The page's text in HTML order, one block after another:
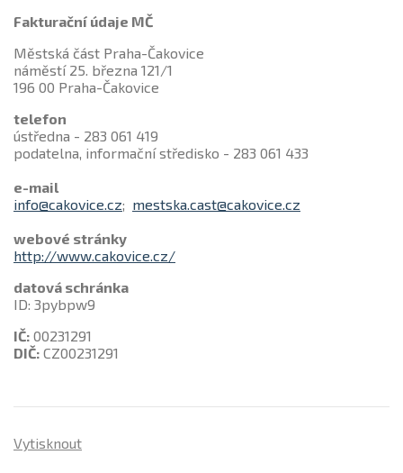
Fakturační údaje MČ
Městská část Praha-Čakovice
náměstí 25. března 121/1
196 00 Praha-Čakovice
telefon
ústředna - 283 061 419
podatelna, informační středisko - 283 061 433
e-mail
info@cakovice.cz; mestska.cast@cakovice.cz
webové stránky
http://www.cakovice.cz/
datová schránka
ID: 3pybpw9
IČ: 00231291
DIČ: CZ00231291
Vytisknout